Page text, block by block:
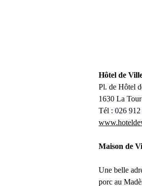
Hôtel de
Pl. de Hôtel
1630 La
Tél : 026
Maison de
Une belle
porc au